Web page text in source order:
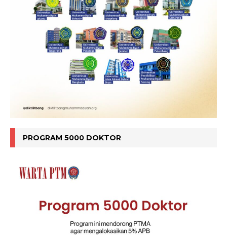
PROGRAM 5000 DOKTOR